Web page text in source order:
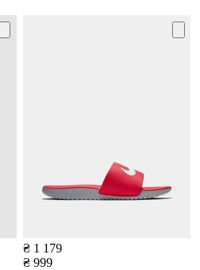
₴ 1 179
₴ 999